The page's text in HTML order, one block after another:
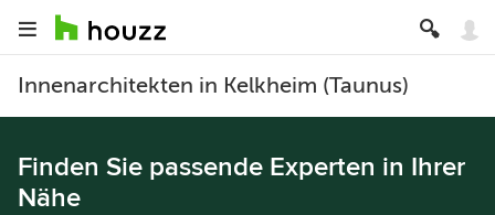
Innenarchitekten in Kelkheim (Taunus)
Finden Sie passende Experten in Ihrer
Nähe